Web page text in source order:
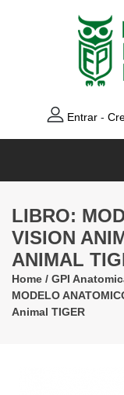
Entrar -
LIBRO:
VISION
ANIMAL
Home / GPI
MODELO
Animal TIGER